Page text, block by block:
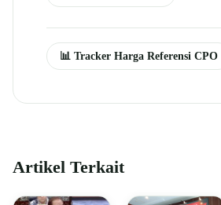
📊 Tracker Harga Referensi CPO
Artikel Terkait